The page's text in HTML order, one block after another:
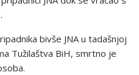
bivše JNA u tadašnjoj
Tužilaštva BiH, smrtno je